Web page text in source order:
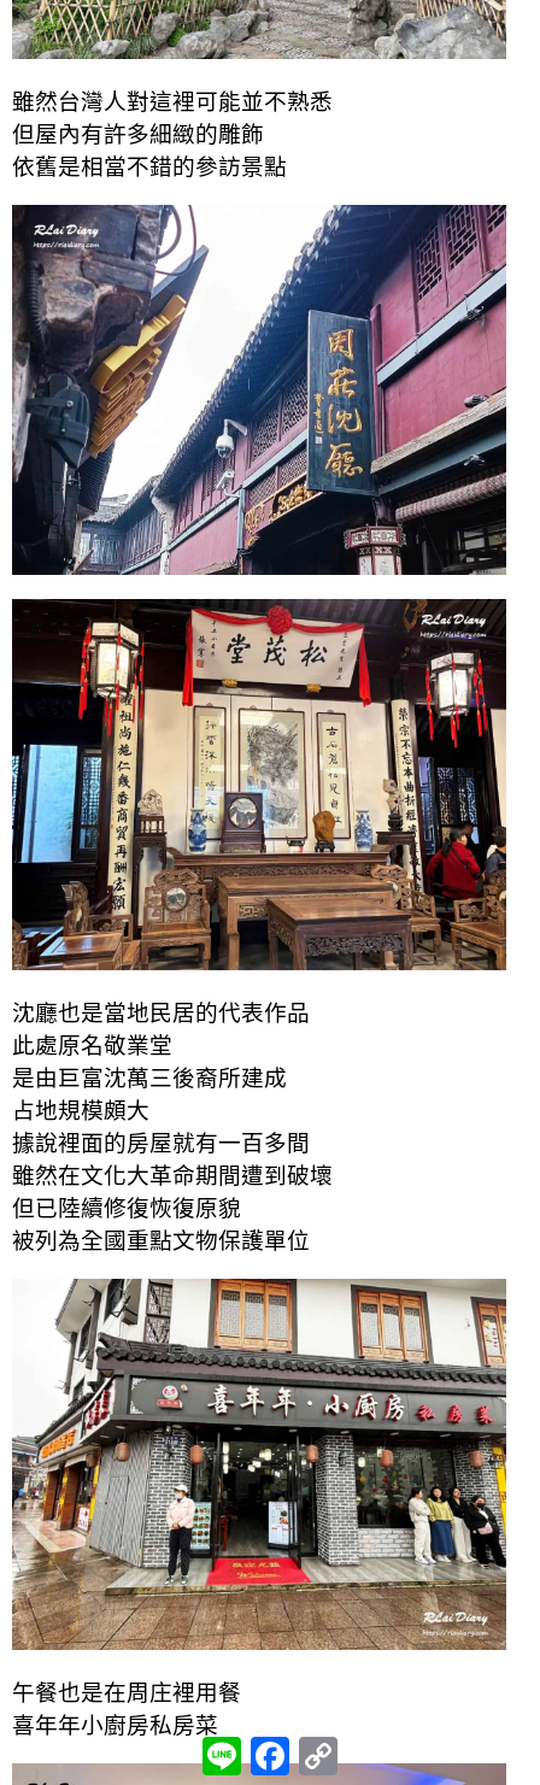
雖然台灣人對這裡可能並不熟悉
但屋內有許多細緻的雕飾
依舊是相當不錯的參訪景點
沈廳也是當地民居的代表作品
此處原名敬業堂
是由巨富沈萬三後裔所建成
占地規模頗大
據說裡面的房屋就有一百多間
雖然在文化大革命期間遭到破壞
但已陸續修復恢復原貌
被列為全國重點文物保護單位
午餐也是在周庄裡用餐
喜年年小廚房私房菜
L
i
F
a
o